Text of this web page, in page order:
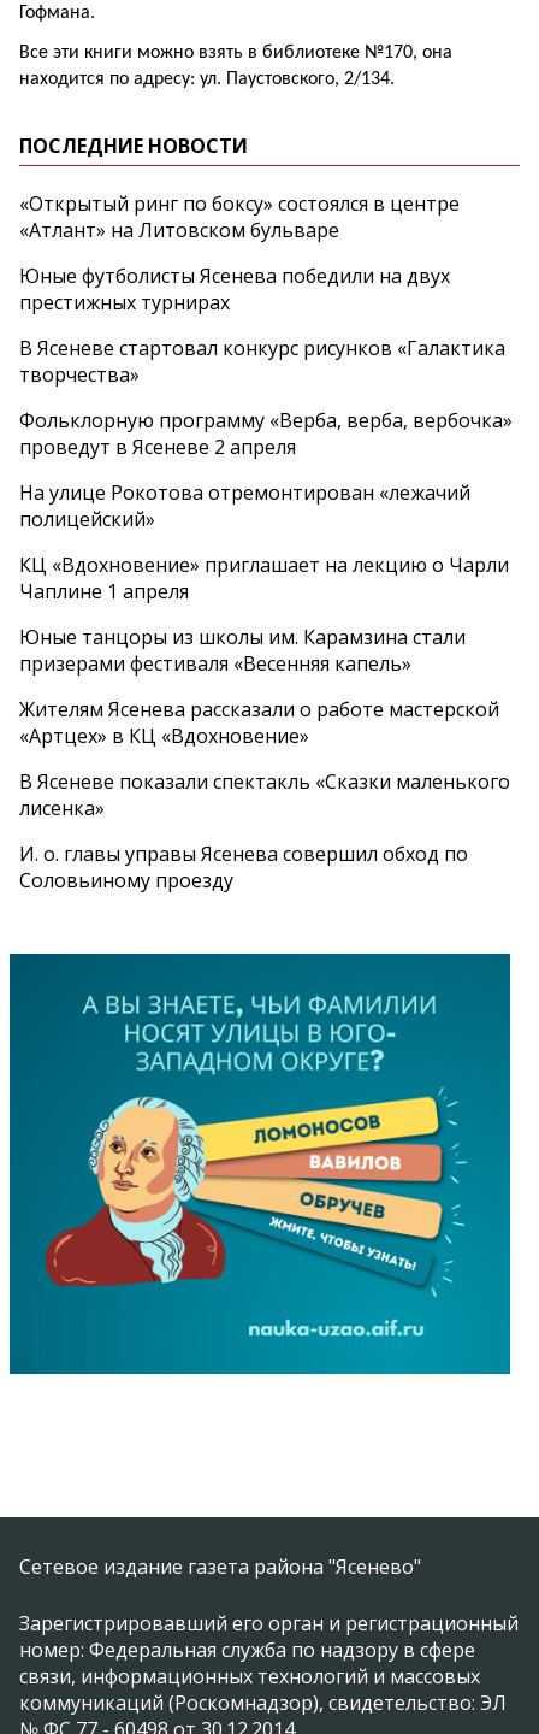
Гофмана.
Все эти книги можно взять в библиотеке №170, она
находится по адресу: ул. Паустовского, 2/134.
ПОСЛЕДНИЕ НОВОСТИ
«Открытый ринг по боксу» состоялся в центре
«Атлант» на Литовском бульваре
Юные футболисты Ясенева победили на двух
престижных турнирах
В Ясеневе стартовал конкурс рисунков «Галактика
творчества»
Фольклорную программу «Верба, верба, вербочка»
проведут в Ясеневе 2 апреля
На улице Рокотова отремонтирован «лежачий
полицейский»
КЦ «Вдохновение» приглашает на лекцию о Чарли
Чаплине 1 апреля
Юные танцоры из школы им. Карамзина стали
призерами фестиваля «Весенняя капель»
Жителям Ясенева рассказали о работе мастерской
«Артцех» в КЦ «Вдохновение»
В Ясеневе показали спектакль «Сказки маленького
лисенка»
И. о. главы управы Ясенева совершил обход по
Соловьиному проезду
Сетевое издание газета района "Ясенево"
Зарегистрировавший его орган и регистрационный
номер: Федеральная служба по надзору в сфере
связи, информационных технологий и массовых
коммуникаций (Роскомнадзор), свидетельство: ЭЛ
№ ФС 77 - 60498 от 30.12.2014